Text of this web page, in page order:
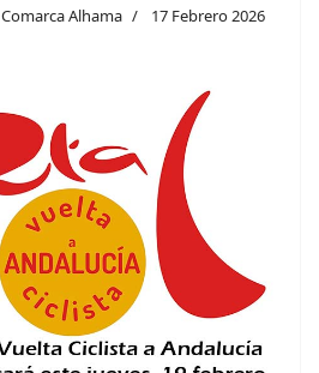
Alhama 17 Febrero 2026